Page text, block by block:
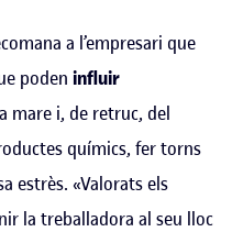
a l’empresari que
poden influir
mare i, de retruc, del
químics, fer torns
estrès. «Valorats els
la treballadora al seu lloc